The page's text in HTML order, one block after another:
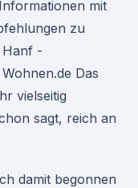
mit
zu
Hanf -
Das
vielseitig
sagt, reich an
damit begonnen